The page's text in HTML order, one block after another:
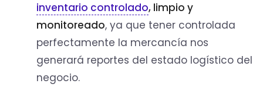
inventario controlado, limpio y
monitoreado, ya que tener controlada
perfectamente la mercancía nos
generará reportes del estado logístico del
negocio.